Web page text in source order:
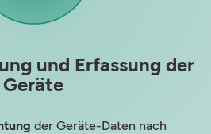
und Erfassung der
Geräte
der Geräte-Daten nach